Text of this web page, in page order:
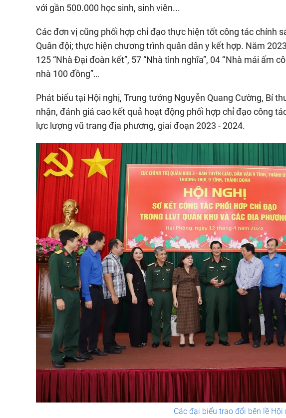
với gần 500.000 học sinh, sinh viên...
Các đơn vị cũng phối hợp chỉ đạo thực hiện tốt công tác chính
Quân đội; thực hiện chương trình quân dân y kết hợp. Năm
125 “Nhà Đại đoàn kết”, 57 “Nhà tình nghĩa”, 04 ‘‘Nhà mái ấm
nhà 100 đồng”…
Phát biểu tại Hội nghị, Trung tướng Nguyễn Quang Cường, Bí
nhận, đánh giá cao kết quả hoạt động phối hợp chỉ đạo công
lực lượng vũ trang địa phương, giai đoạn 2023 - 2024.
Các đại biểu trao đổi bên lề Hội